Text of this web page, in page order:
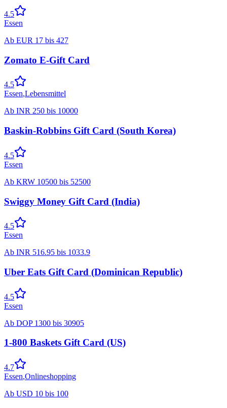
4.5
Essen
Ab EUR 17 bis 427
Zomato E-Gift Card
4.5
Essen,Lebensmittel
Ab INR 250 bis 10000
Baskin-Robbins Gift Card (South Korea)
4.5
Essen
Ab KRW 10500 bis 52500
Swiggy Money Gift Card (India)
4.5
Essen
Ab INR 516.95 bis 1033.9
Uber Eats Gift Card (Dominican Republic)
4.5
Essen
Ab DOP 1300 bis 30905
1-800 Baskets Gift Card (US)
4.7
Essen,Onlineshopping
Ab USD 10 bis 100